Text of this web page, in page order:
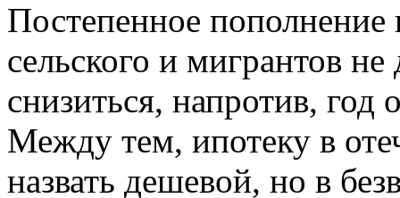
Постепенное пополнение
сельского и мигрантов
снизиться, напротив, год
Между тем, ипотеку в
назвать дешевой, но в